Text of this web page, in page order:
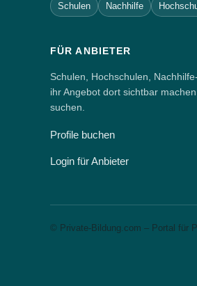
Schulen Nachhilfe
FÜR ANBIETER
Schulen, Hochschulen,
ihr Angebot dort sichtbar
suchen.
Profile buchen
Login für Anbieter
© Private-Bildung.com – Portal für